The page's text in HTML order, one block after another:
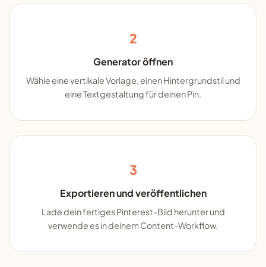
2
Generator öffnen
Wähle eine vertikale Vorlage, einen Hintergrundstil und
eine Textgestaltung für deinen Pin.
3
Exportieren und veröffentlichen
Lade dein fertiges Pinterest-Bild herunter und
verwende es in deinem Content-Workflow.